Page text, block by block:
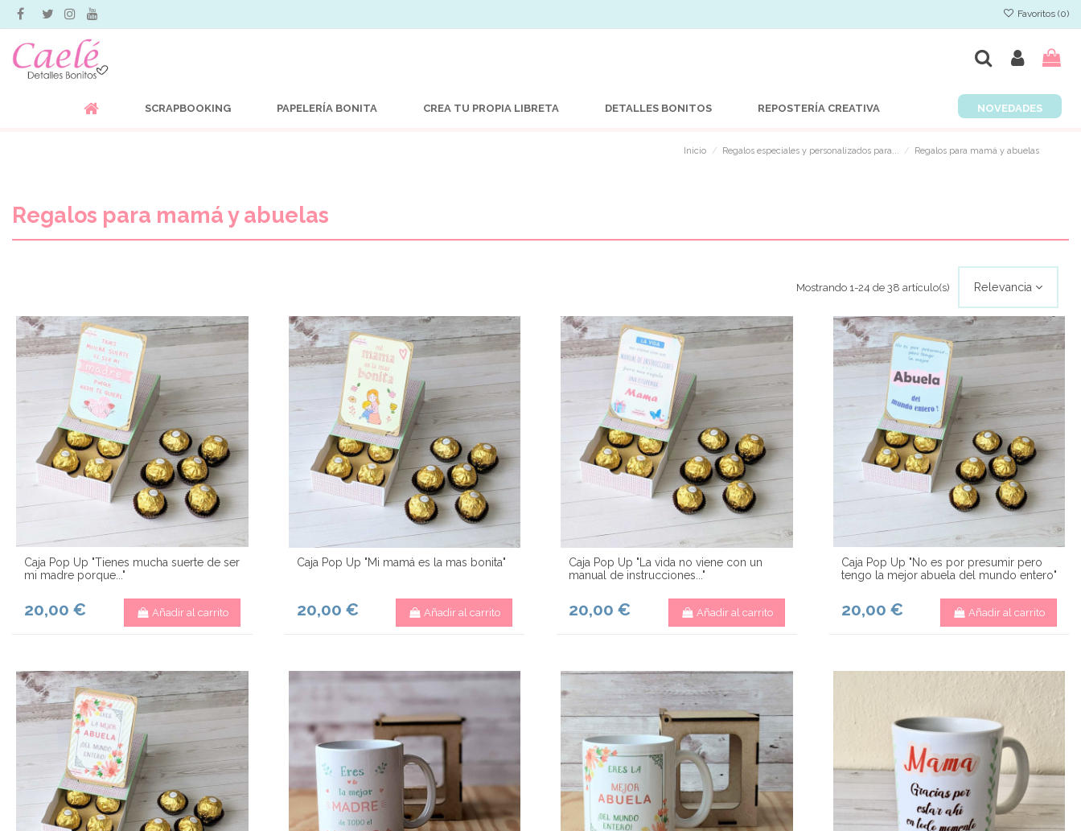
Favoritos (0)
NOVEDADES
SCRAPBOOKING PAPELERÍA BONITA CREA TU PROPIA LIBRETA DETALLES BONITOS REPOSTERÍA CREATIVA
Inicio Regalos especiales y personalizados para... Regalos para mamá y abuelas
Regalos para mamá y abuelas
Mostrando 1-24 de 38 artículo(s) Relevancia
Caja Pop Up "Tienes mucha suerte de ser
mi madre porque..."
20,00 € Añadir al carrito
Caja Pop Up "Mi mamá es la mas bonita"
20,00 € Añadir al carrito
Caja Pop Up "La vida no viene con un
manual de instrucciones..."
20,00 € Añadir al carrito
Caja Pop Up "No es por presumir pero
tengo la mejor abuela del mundo entero"
20,00 € Añadir al carrito